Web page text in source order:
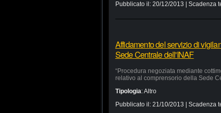
Pubblicato il: 20/12/2013 | Scadenza
Affidamento del servizio di
Sede Centrale dell'INAF
“Procedura negoziata mediante
relativo al comprensorio della Sede
Tipologia:Altro
Pubblicato il: 21/10/2013 | Scadenza